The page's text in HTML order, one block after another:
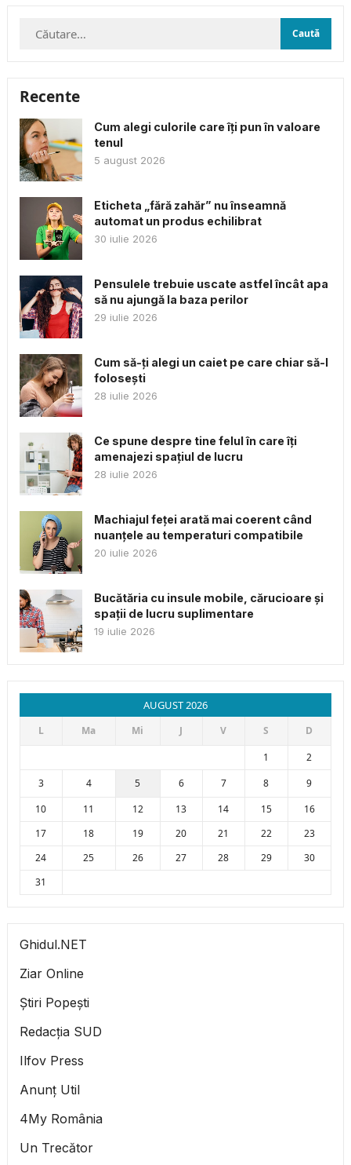
Caută
Recente
Cum alegi culorile care îți pun în valoare
tenul
5 august 2026
Eticheta „fără zahăr” nu înseamnă
automat un produs echilibrat
30 iulie 2026
Pensulele trebuie uscate astfel încât apa
să nu ajungă la baza perilor
29 iulie 2026
Cum să-ți alegi un caiet pe care chiar să-l
folosești
28 iulie 2026
Ce spune despre tine felul în care îți
amenajezi spațiul de lucru
28 iulie 2026
Machiajul feței arată mai coerent când
nuanțele au temperaturi compatibile
20 iulie 2026
Bucătăria cu insule mobile, cărucioare și
spații de lucru suplimentare
19 iulie 2026
AUGUST 2026
L Ma Mi J V S
D
1
2
3
4 5 6 7 8
9
10
11 12 13 14 15
16
17
18 19 20 21 22
23
24
25 26 27 28 29
30
31
Ghidul.NET
Ziar Online
Știri Popești
Redacția SUD
Ilfov Press
Anunț Util
4My România
Un Trecător